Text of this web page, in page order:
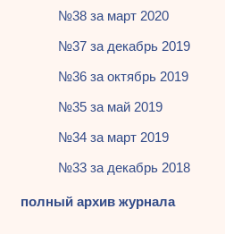
№38 за март 2020
№37 за декабрь 2019
№36 за октябрь 2019
№35 за май 2019
№34 за март 2019
№33 за декабрь 2018
полный архив журнала